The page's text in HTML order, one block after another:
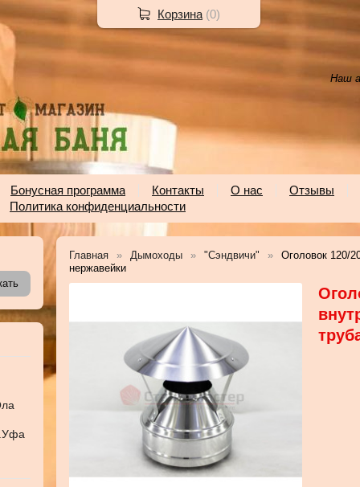
Наш
Бонусная программа Контакты О нас
Отзывы
Политика конфиденциальности
Главная Дымоходы "Сэндвичи"
Оголовок 120/
нержавейки
Корзина (0)